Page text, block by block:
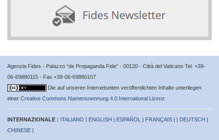
Agenzia Fides - Palazzo “de Propaganda Fide” - 00120 - Città del Vaticano Tel. +39-
06-69880115 - Fax +39-06-69880107
Die auf unseren Internetseiten veröffentlichten Inhalte unterliegen
einer Creative Commons Namensnennung 4.0 International Lizenz
INTERNAZIONALE : ITALIANO | ENGLISH | ESPAÑOL | FRANÇAIS | | DEUTSCH |
CHINESE |